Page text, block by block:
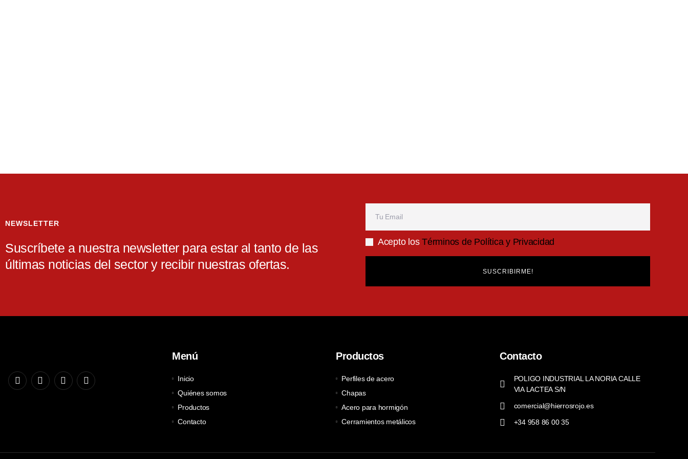
NEWSLETTER
Suscríbete a nuestra newsletter para estar al tanto de las
últimas noticias del sector y recibir nuestras ofertas.
Acepto losTérminos de Política y Privacidad
SUSCRIBIRME!
Menú
Inicio
Quiénes somos
Productos
Contacto
Productos
Perfiles de acero
Chapas
Acero para hormigón
Cerramientos metálicos
Contacto
POLIGO INDUSTRIAL LA NORIA CALLE
VIA LACTEA S/N
comercial@hierrosrojo.es
+34 958 86 00 35